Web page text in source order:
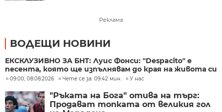
Реклама
ВОДЕЩИ НОВИНИ
ЕКСКЛУЗИВНО ЗА БНТ: Луис Фонси: "Despacito" е
песента, която ще изпълнявам до края на живота си
09:00, 08.08.2026 Чете се за: 09:42 мин. У нас
"Ръката на Бога" отива на търг:
Продават топката от великия гол